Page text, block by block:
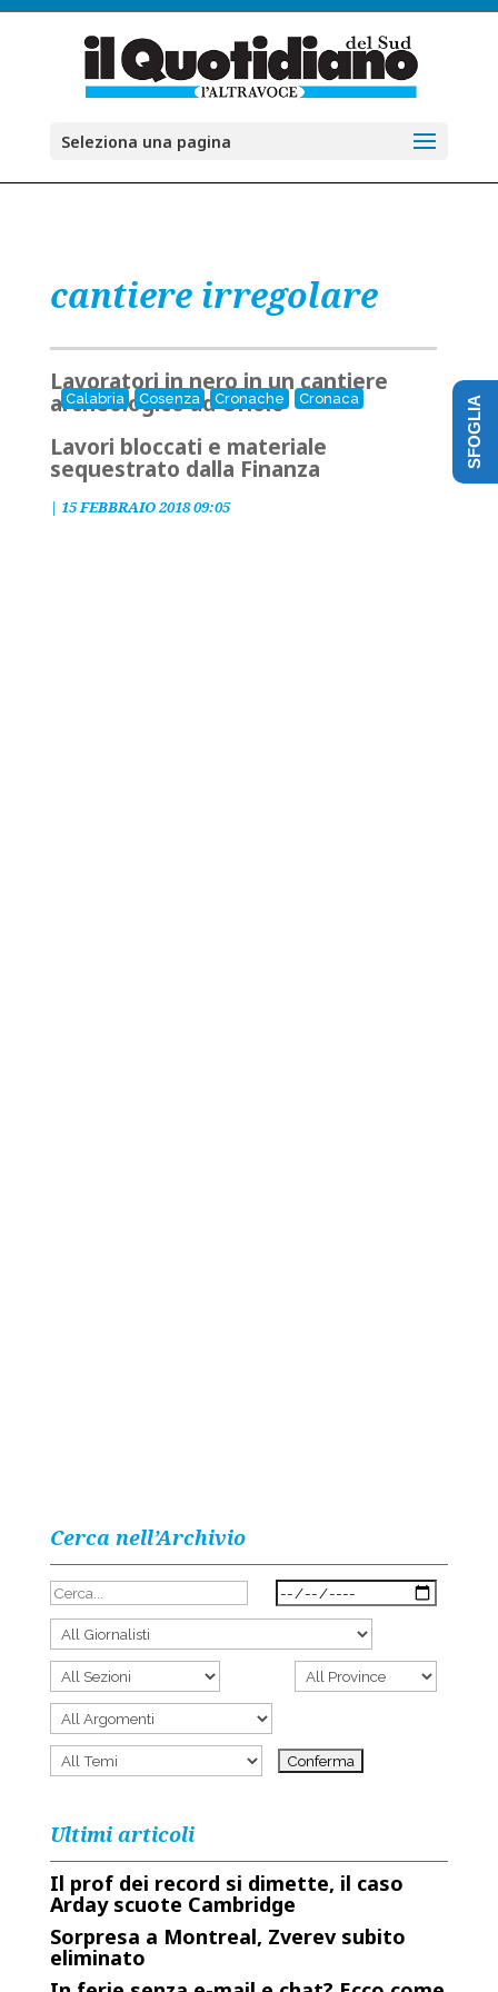
Seleziona una pagina
cantiere irregolare
Calabria Cosenza Cronache Cronaca
Lavoratori in nero in un cantiere
archeologico ad Oriolo
Lavori bloccati e materiale
sequestrato dalla Finanza
| 15 FEBBRAIO 2018 09:05
Cerca nell’Archivio
Ultimi articoli
Il prof dei record si dimette, il caso
Arday scuote Cambridge
Sorpresa a Montreal, Zverev subito
eliminato
SFOGLIA